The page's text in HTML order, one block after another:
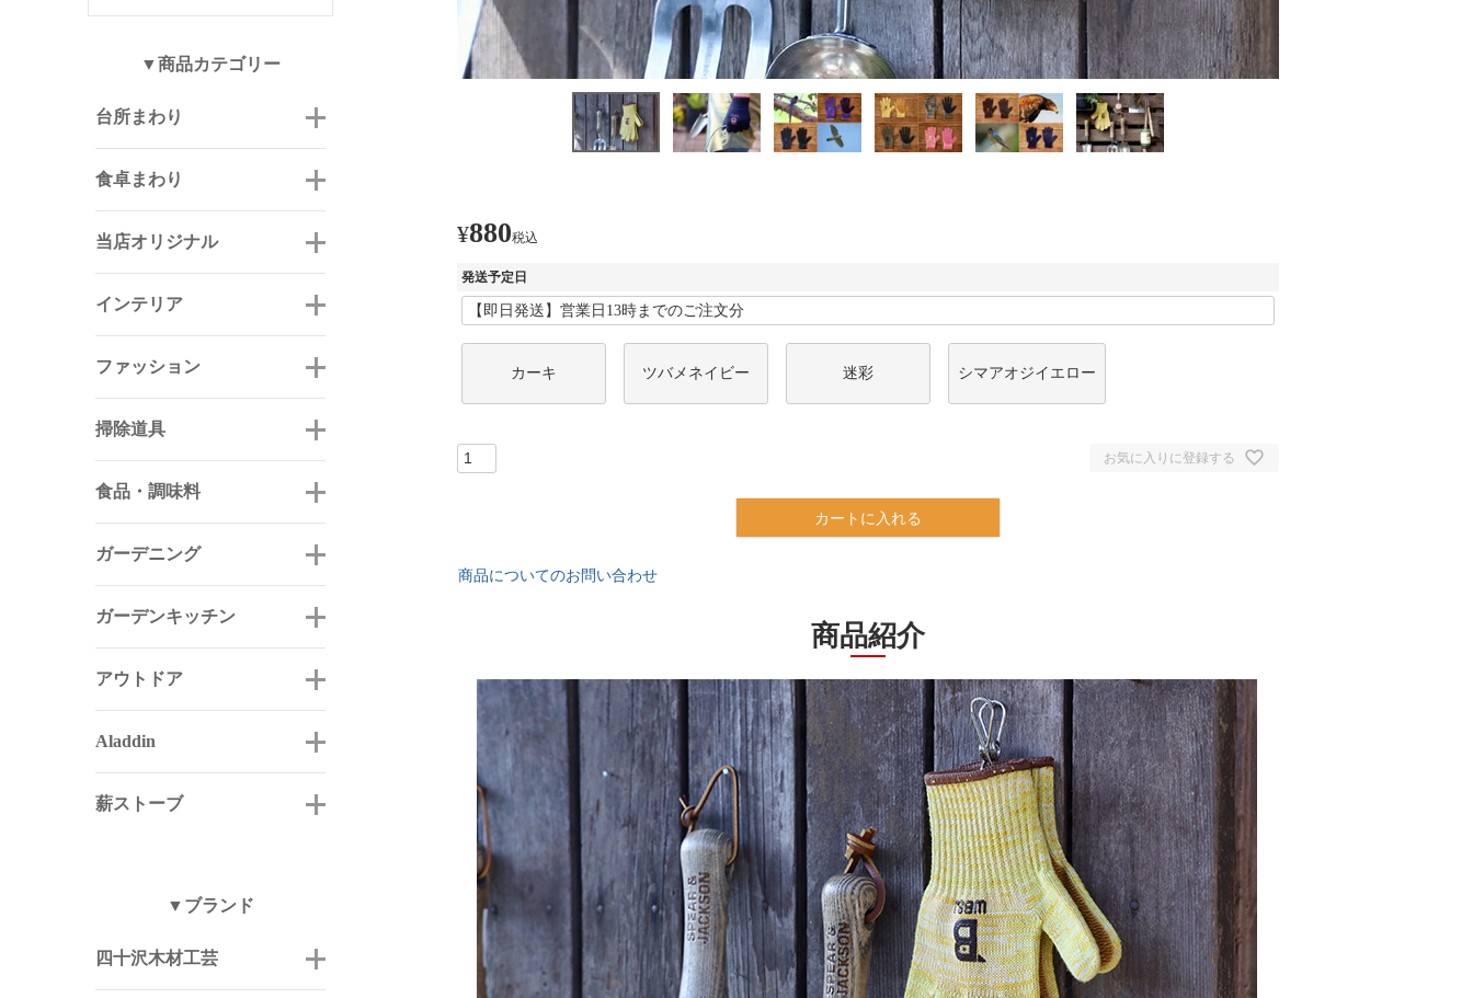
▼商品カテゴリー
台所まわり
食卓まわり
当店オリジナル
インテリア
ファッション
掃除道具
食品・調味料
ガーデニング
ガーデンキッチン
アウトドア
Aladdin
薪ストーブ
▼ブランド
四十沢木材工芸
¥880税込
発送予定日
カーキ ツバメネイビー 迷彩 シマアオジイエロー
お気に入りに登録する
カートに入れる
商品についてのお問い合わせ
商品紹介